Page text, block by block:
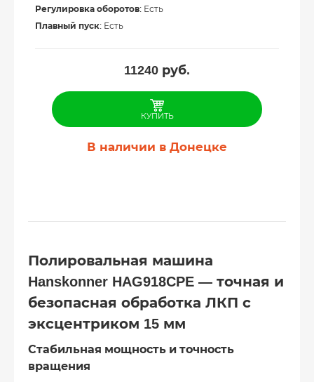
Регулировка оборотов: Есть
Плавный пуск: Есть
11240 руб.
КУПИТЬ
В наличии в Донецке
Полировальная машина
Hanskonner HAG918CPE — точная и
безопасная обработка ЛКП с
эксцентриком 15 мм
Стабильная мощность и точность
вращения